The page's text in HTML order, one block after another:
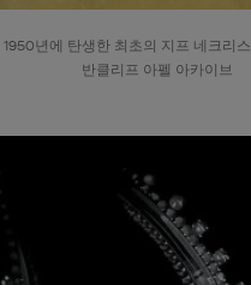
1950년에 탄생한 최초의 지프 네크리
반클리프 아펠 아카이브